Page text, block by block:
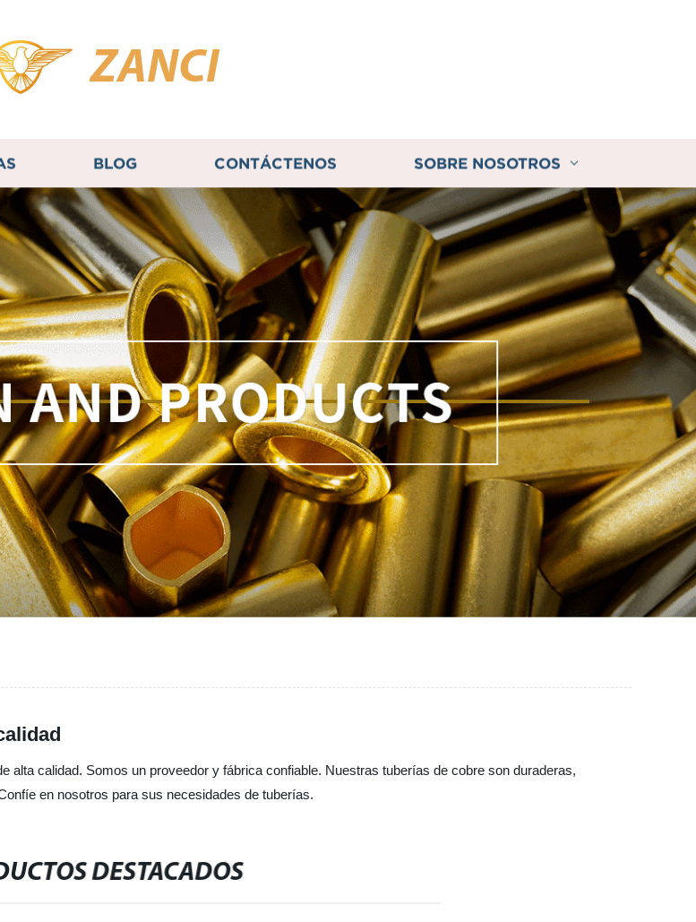
ZANCI
BLOG CONTÁCTENOS SOBRE NOSOTROS
alta calidad. Somos un proveedor y fábrica confiable. Nuestras tuberías de cobre son duraderas,
en nosotros para sus necesidades de tuberías.
DESTACADOS